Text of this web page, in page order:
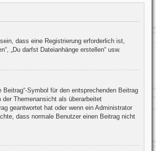
dass eine Registrierung erforderlich ist,
„Du darfst Dateianhänge erstellen“ usw.
Symbol für den entsprechenden Beitrag
Themenansicht als überarbeitet
geantwortet hat oder wenn ein Administrator
dass normale Benutzer einen Beitrag nicht